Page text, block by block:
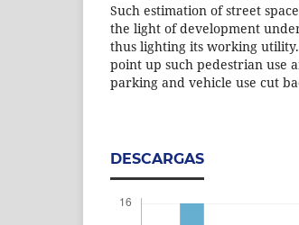
Such estimation of street
the light of development
thus lighting its working
point up such pedestrian use
parking and vehicle use cut
DESCARGAS